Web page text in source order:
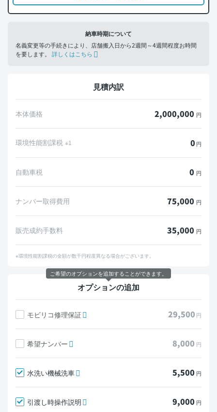
納車時期について
名義変更等の手続きにより、店舗搬入日から2週間～4週間程度お時間
を要します。 詳しくはこちら
見積内訳
本体価格 2,000,000 円
環境性能割課税 ※1 0 円
自動車税 0 円
ナンバー取得費用 75,000 円
販売成約手数料 35,000 円
※環境性能割課税の金額が数千円程度異なる場合がございます。
オプションの追加
モビリコ修理保証 29,500 円
希望ナンバー 8,000 円
水洗い機械洗車 5,500 円
引渡し時操作説明 9,000 円
ご希望のオプションを追加することができます。